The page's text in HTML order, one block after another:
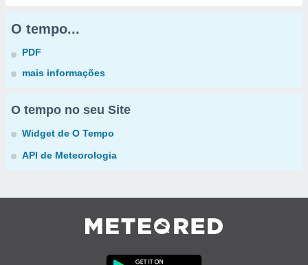
O tempo...
PDF
mais informações
O tempo no seu Site
Widget de O Tempo
API de Meteorologia